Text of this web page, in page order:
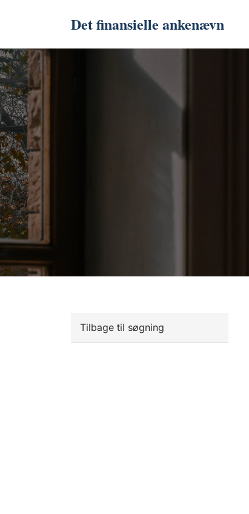
Det finansielle ankenævn
Tilbage til søgning